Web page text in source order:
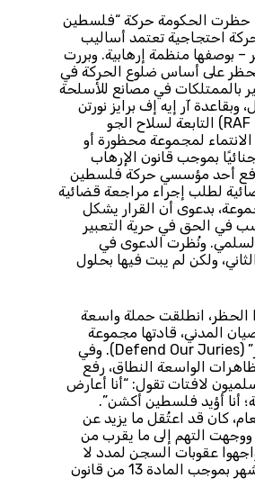
حظرت الحكومة حركة “فلسطين
احتجاجية تعتمد أساليب
– بوصفها منظمة إرهابية. وبررت
على أساس ضلوع الحركة في
بالممتلكات في مصانع للأسلحة
وبقاعدة آر إيه إف برايز نورتن
(RAF Brize Norton) التابعة لسلاح الجو
لمجموعة محظورة أو
بموجب قانون الإرهاب
2000. ورفع أحد مؤسسي حركة فلسطين
لطلب إجراء مراجعة قضائية
بدعوى أن القرار يشكل
في الحق في حرية التعبير
ونُظرت الدعوى في
ولكن لم يبت فيها بحلول
الحظر، انطلقت حملة واسعة
المدني، قادتها مجموعة
“دفند أور جوريز” (Defend Our Juries). وفي
الواسعة النطاق، رفع
لافتات تقول: “أنا أعارض
أنا أؤيد فلسطين أكشن”.
كان قد اعتُقل ما يزيد عن
ووجهت التهم إلى ما يقرب من
عقوبات السجن لمدد لا
تزيد على ستة أشهر بموجب المادة 13 من قانون